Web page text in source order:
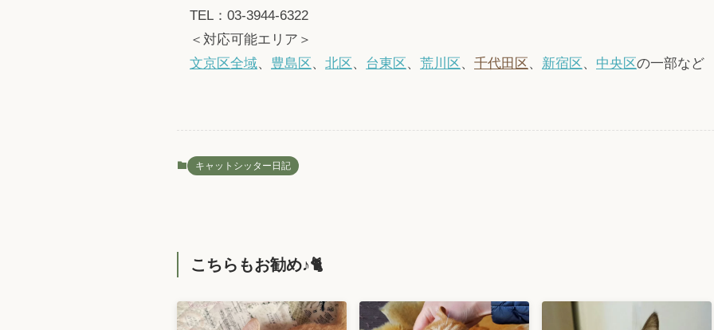
TEL：03-3944-6322
＜対応可能エリア＞
文京区全域、 豊島区、 北区、 台東区、 荒川区、 千代田区、 新宿区、 中央区の一部など
キャットシッター日記
こちらもお勧め♪🐈️